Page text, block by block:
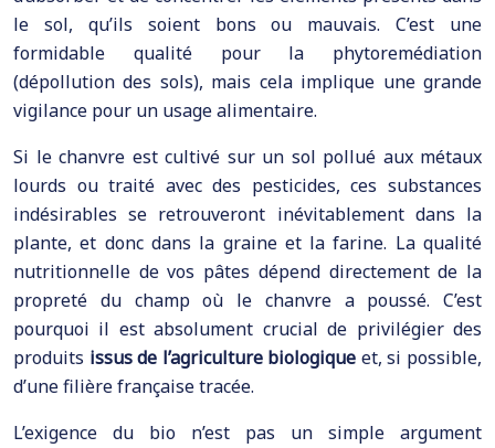
le sol, qu’ils soient bons ou mauvais. C’est une
formidable qualité pour la phytoremédiation
(dépollution des sols), mais cela implique une grande
vigilance pour un usage alimentaire.
Si le chanvre est cultivé sur un sol pollué aux métaux
lourds ou traité avec des pesticides, ces substances
indésirables se retrouveront inévitablement dans la
plante, et donc dans la graine et la farine. La qualité
nutritionnelle de vos pâtes dépend directement de la
propreté du champ où le chanvre a poussé. C’est
pourquoi il est absolument crucial de privilégier des
produits issus de l’agriculture biologique et, si possible,
d’une filière française tracée.
L’exigence du bio n’est pas un simple argument